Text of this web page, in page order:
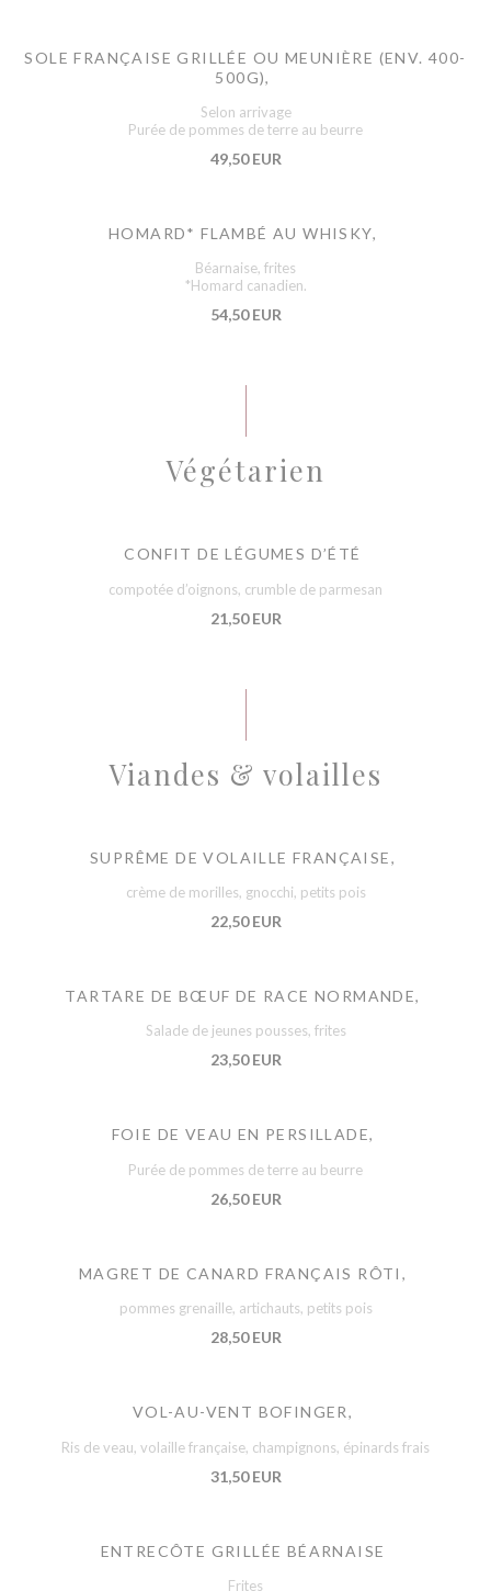
SOLE FRANÇAISE GRILLÉE OU MEUNIÈRE (ENV. 400-
500G),
Selon arrivage
Purée de pommes de terre au beurre
49,50 EUR
HOMARD* FLAMBÉ AU WHISKY,
Béarnaise, frites
*Homard canadien.
54,50 EUR
Végétarien
CONFIT DE LÉGUMES D’ÉTÉ
compotée d’oignons, crumble de parmesan
21,50 EUR
Viandes & volailles
SUPRÊME DE VOLAILLE FRANÇAISE,
crème de morilles, gnocchi, petits pois
22,50 EUR
TARTARE DE BŒUF DE RACE NORMANDE,
Salade de jeunes pousses, frites
23,50 EUR
FOIE DE VEAU EN PERSILLADE,
Purée de pommes de terre au beurre
26,50 EUR
MAGRET DE CANARD FRANÇAIS RÔTI,
pommes grenaille, artichauts, petits pois
28,50 EUR
VOL-AU-VENT BOFINGER,
Ris de veau, volaille française, champignons, épinards frais
31,50 EUR
ENTRECÔTE GRILLÉE BÉARNAISE
Frites